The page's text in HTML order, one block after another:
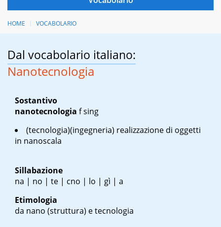
HOME VOCABOLARIO
Dal vocabolario italiano:
Nanotecnologia
Sostantivo
nanotecnologia f sing
(tecnologia)(ingegneria) realizzazione di oggetti
in nanoscala
Sillabazione
na | no | te | cno | lo | gì | a
Etimologia
da nano (struttura) e tecnologia